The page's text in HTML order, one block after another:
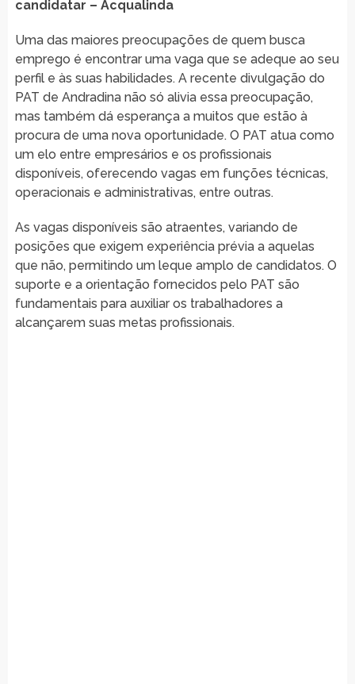
candidatar – Acqualinda
Uma das maiores preocupações de quem busca
emprego é encontrar uma vaga que se adeque ao seu
perfil e às suas habilidades. A recente divulgação do
PAT de Andradina não só alivia essa preocupação,
mas também dá esperança a muitos que estão à
procura de uma nova oportunidade. O PAT atua como
um elo entre empresários e os profissionais
disponíveis, oferecendo vagas em funções técnicas,
operacionais e administrativas, entre outras.
As vagas disponíveis são atraentes, variando de
posições que exigem experiência prévia a aquelas
que não, permitindo um leque amplo de candidatos. O
suporte e a orientação fornecidos pelo PAT são
fundamentais para auxiliar os trabalhadores a
alcançarem suas metas profissionais.